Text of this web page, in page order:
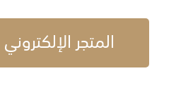
المتجر الإلكتروني